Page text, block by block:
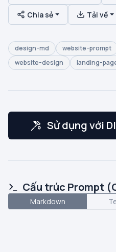
Chia sẻ Tải về
design-md website-prompt
website-design
landing-
Sử dụng với
Cấu trúc Prompt
Markdown